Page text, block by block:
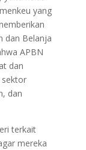
yang
dan Belanja
APBN
dan
sektor
dan
terkait
mereka